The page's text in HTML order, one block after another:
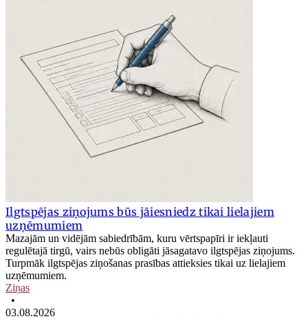
Ilgtspējas ziņojums būs jāiesniedz tikai lielajiem
uzņēmumiem
Mazajām un vidējām sabiedrībām, kuru vērtspapīri ir iekļauti
regulētajā tirgū, vairs nebūs obligāti jāsagatavo ilgtspējas ziņojums.
Turpmāk ilgtspējas ziņošanas prasības attieksies tikai uz lielajiem
uzņēmumiem.
Ziņas
•
03.08.2026